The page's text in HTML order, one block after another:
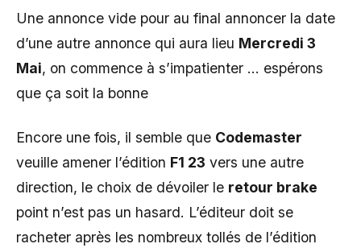
Une annonce vide pour au final annoncer la date
d’une autre annonce qui aura lieu Mercredi 3
Mai, on commence à s’impatienter … espérons
que ça soit la bonne
Encore une fois, il semble que Codemaster
veuille amener l’édition F1 23 vers une autre
direction, le choix de dévoiler le retour brake
point n’est pas un hasard. L’éditeur doit se
racheter après les nombreux tollés de l’édition